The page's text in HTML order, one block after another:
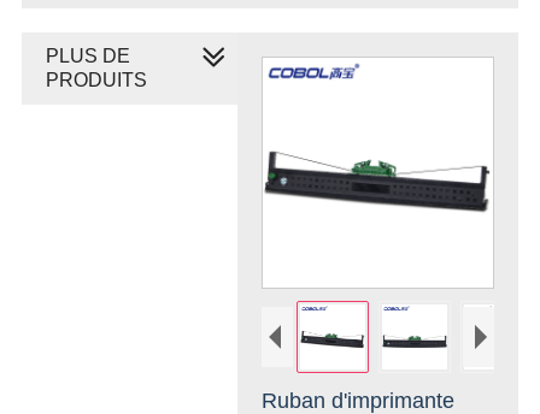
Ruban d'imprimante
PLUS DE
PRODUITS